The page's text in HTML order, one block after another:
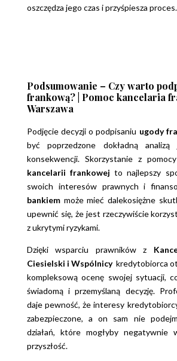
oszczędza jego czas iprzyśpiesza proces.
Podsumowanie – Czy warto
frankową? | Pomoc kancelaria
Warszawa
Podjęcie decyzji o podpisaniu ugody
być poprzedzone dokładną
konsekwencji. Skorzystanie z pomocy
kancelarii frankowej to najlepszy
swoich interesów prawnych i
bankiemmoże mieć dalekosiężne
upewnić się, że jest rzeczywiście
z ukrytymi ryzykami.
Dzięki wsparciu prawników z
Ciesielski i Wspólnicykredytobiorca
kompleksową ocenę swojej sytuacji,
świadomą i przemyślaną decyzję.
daje pewność, że interesy
zabezpieczone, a on sam nie
działań, które mogłyby negatywnie
przyszłość.